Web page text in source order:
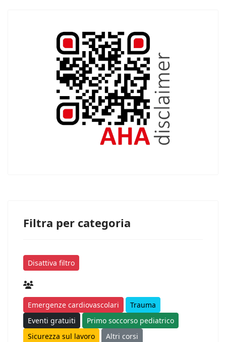
Filtra per categoria
Disattiva filtro
Emergenze cardiovascolari
Trauma
Eventi gratuiti
Primo soccorso pediatrico
Sicurezza sul lavoro
Altri corsi